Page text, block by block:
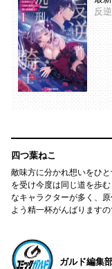
反
四つ葉ねこ
敵味方に分かれ想いをひ
を受け今度は同じ道を歩
なキャラクターが多く、
よう精一杯がんばります
ガルド編集